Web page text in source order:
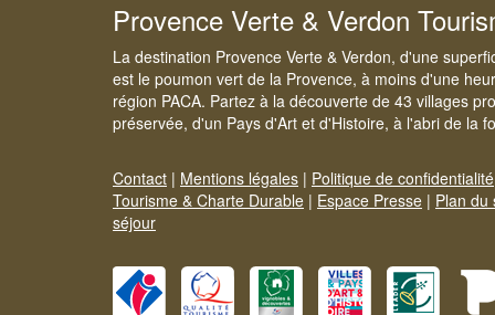
Provence Verte & Verdon
La destination Provence Verte & Verdon, d'une
est le poumon vert de la Provence, à moins d'une
région PACA. Partez à la découverte de 43 villages
préservée, d'un Pays d'Art et d'Histoire, à l'abri de la
Contact | Mentions légales | Politique de confidentialité
Tourisme & Charte Durable | Espace Presse | Plan du
séjour